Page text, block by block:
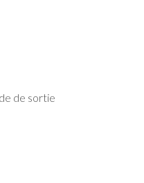
de sortie